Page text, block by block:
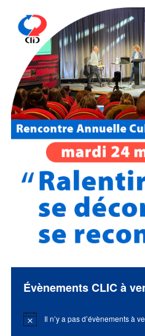
Évènements CLIC à
Notice Il n’y a pas d’évènements à